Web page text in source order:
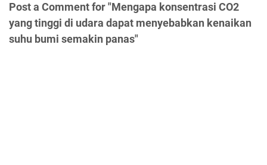
Post a Comment for "Mengapa konsentrasi CO2
yang tinggi di udara dapat menyebabkan kenaikan
suhu bumi semakin panas"